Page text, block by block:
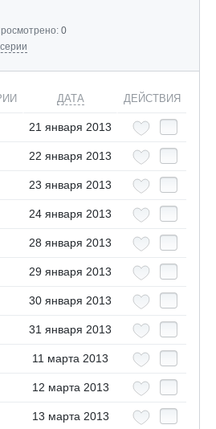
0
ДАТА ДЕЙСТВИЯ
21 января 2013
22 января 2013
23 января 2013
24 января 2013
28 января 2013
29 января 2013
30 января 2013
31 января 2013
11 марта 2013
12 марта 2013
13 марта 2013